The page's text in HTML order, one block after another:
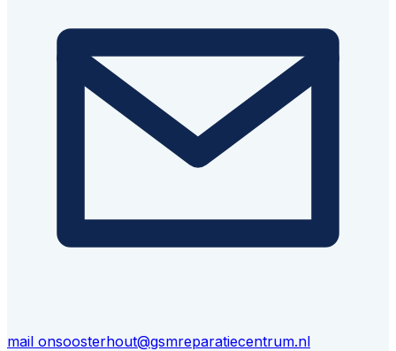
mail onsoosterhout@gsmreparatiecentrum.nl